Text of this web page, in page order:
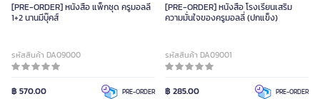
[PRE-ORDER] หนังสือ แพ็กชุด ครูมอลลี่
1+2 นานมีบุ๊คส์
รหัสสินค้า DA09000
฿ 570.00 PRE-ORDER
[PRE-ORDER] หนังสือ โรงเรียนเสริม
ความมั่นใจของครูมอลลี่ (ปกแข็ง)
รหัสสินค้า DA09001
฿ 285.00 PRE-ORDER